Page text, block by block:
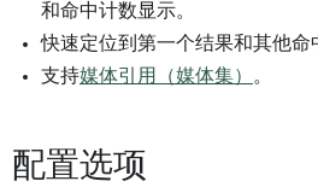
和命中计数显示。
快速定位到第一个结果和其他命
支持媒体引用（媒体集） 。
配置选项